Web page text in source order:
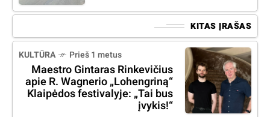
KITAS ĮRAŠAS
KULTŪRA Prieš 1 metus
Maestro Gintaras Rinkevičius
apie R. Wagnerio „Lohengriną“
Klaipėdos festivalyje: „Tai bus
įvykis!“